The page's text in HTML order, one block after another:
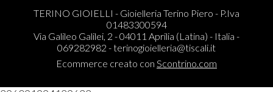
TERINO GIOIELLI - Gioielleria Terino Piero - P.Iva
01483300594
Via Galileo Galilei, 2 - 04011 Aprilia (Latina) - Italia -
069282982 -terinogioielleria@tiscali.it
Ecommerce creato con Scontrino.com